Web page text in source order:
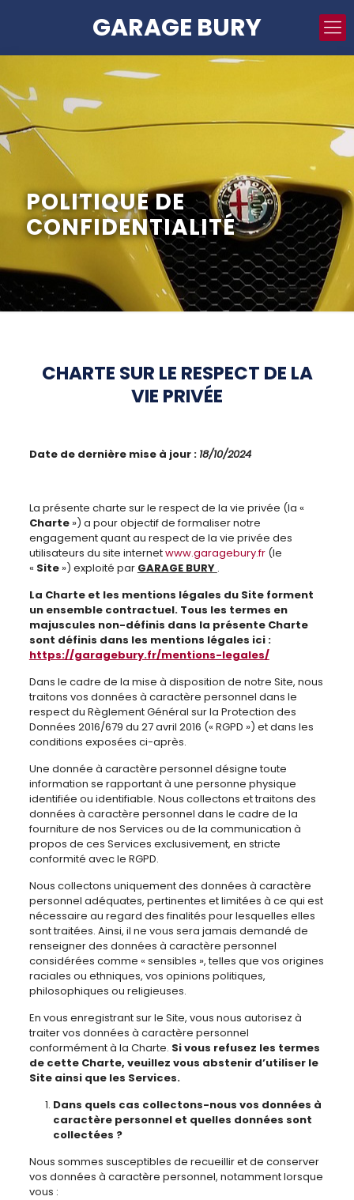
GARAGE BURY
POLITIQUE DE
CONFIDENTIALITÉ
CHARTE SUR LE RESPECT DE LA
VIE PRIVÉE
Date de dernière mise à jour : 18/10/2024
La présente charte sur le respect de la vie privée (la «
Charte») a pour objectif de formaliser notre
engagement quant au respect de la vie privée des
utilisateurs du site internetwww.garagebury.fr(le
« Site ») exploité par GARAGE BURY .
La Charte et les mentions légales du Site forment
un ensemble contractuel. Tous les termes en
majuscules non-définis dans la présente Charte
sont définis dans les mentions légales ici :
https://garagebury.fr/mentions-legales/
Dans le cadre de la mise à disposition de notre Site, nous
traitons vos données à caractère personnel dans le
respect du Règlement Général sur la Protection des
Données 2016/679 du 27 avril 2016 (« RGPD ») et dans les
conditions exposées ci-après.
Une donnée à caractère personnel désigne toute
information se rapportant à une personne physique
identifiée ou identifiable. Nous collectons et traitons des
données à caractère personnel dans le cadre de la
fourniture de nos Services ou de la communication à
propos de ces Services exclusivement, en stricte
conformité avec le RGPD.
Nous collectons uniquement des données à caractère
personnel adéquates, pertinentes et limitées à ce qui est
nécessaire au regard des finalités pour lesquelles elles
sont traitées. Ainsi, il ne vous sera jamais demandé de
renseigner des données à caractère personnel
considérées comme « sensibles », telles que vos origines
raciales ou ethniques, vos opinions politiques,
philosophiques ou religieuses.
En vous enregistrant sur le Site, vous nous autorisez à
traiter vos données à caractère personnel
conformément à la Charte. Si vous refusez les termes
de cette Charte, veuillez vous abstenir d’utiliser le
Site ainsi que les Services.
Dans quels cas collectons-nous vos données à
caractère personnel et quelles données sont
collectées ?
Nous sommes susceptibles de recueillir et de conserver
vos données à caractère personnel, notamment lorsque
vous :